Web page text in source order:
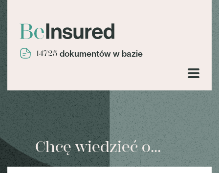
14725 dokumentów w bazie
Chcę wiedzieć o...